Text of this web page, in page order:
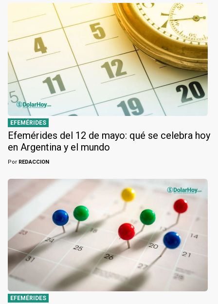
EFEMÉRIDES
Efemérides del 12 de mayo: qué se celebra hoy
en Argentina y el mundo
Por REDACCION
EFEMÉRIDES